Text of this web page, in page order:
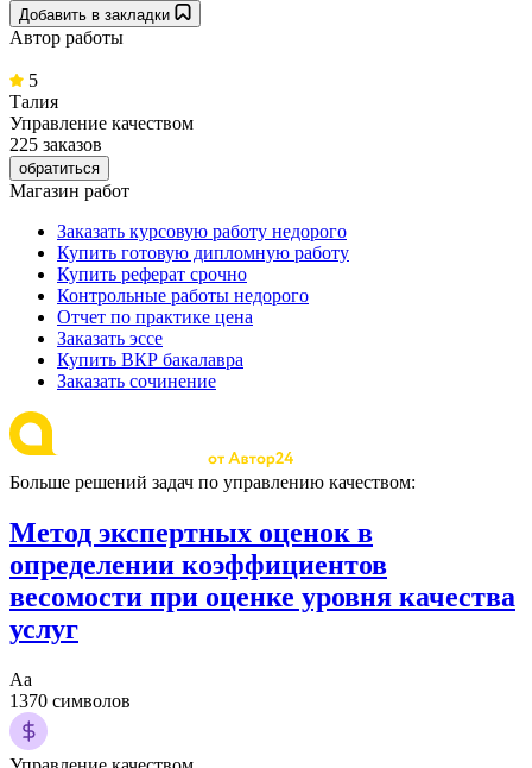
Добавить в закладки
Автор работы
5
Талия
Управление качеством
225 заказов
обратиться
Магазин работ
Заказать курсовую работу недорого
Купить готовую дипломную работу
Купить реферат срочно
Контрольные работы недорого
Отчет по практике цена
Заказать эссе
Купить ВКР бакалавра
Заказать сочинение
Больше решений задач по управлению качеством:
Метод экспертных оценок в
определении коэффициентов
весомости при оценке уровня качества
услуг
Аа
1370 символов